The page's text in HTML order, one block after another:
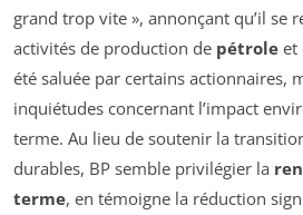
grand trop vite », annonçant qu’il se
activités de production de pétrole et
été saluée par certains actionnaires,
inquiétudes concernant l’impact
terme. Au lieu de soutenir la
durables, BP semble privilégier la
terme, en témoigne la réduction